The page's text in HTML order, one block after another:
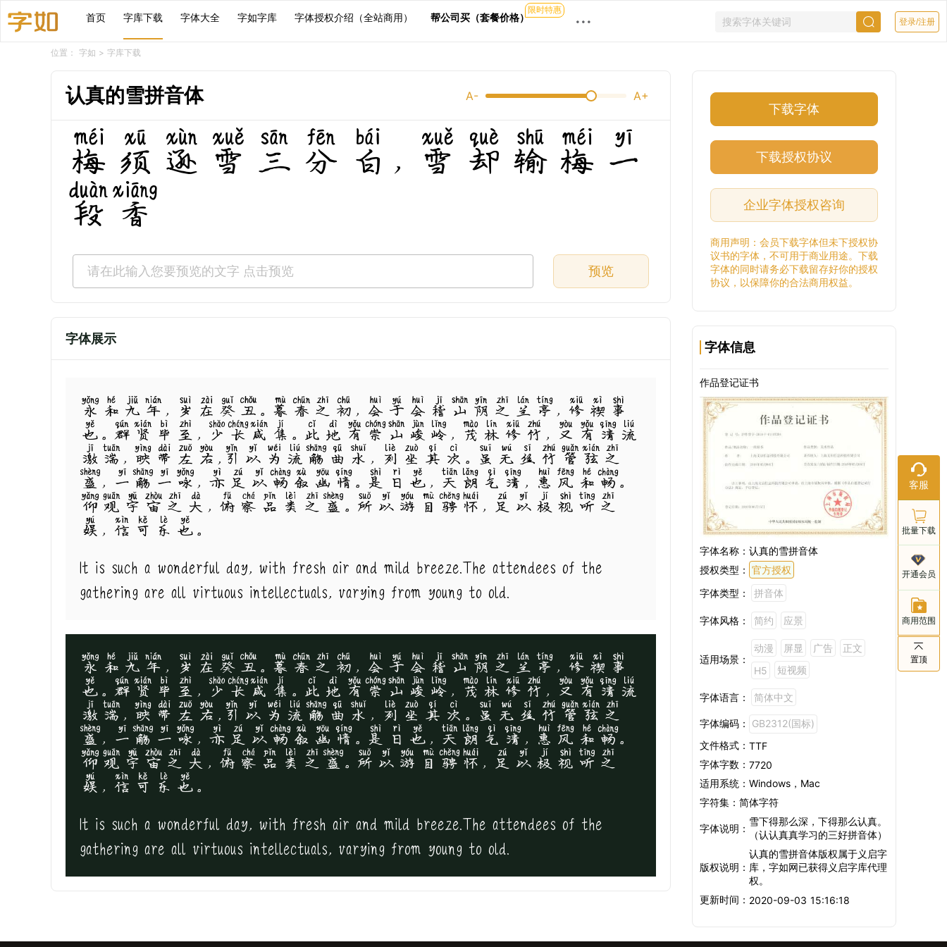
首页 字库下载 字体大全 字如字库 字体授权介绍（全站商用） 帮公司买（套餐价格）限时特惠 ··· 登录/注册
位置： 字如 > 字库下载
认真的雪拼音体 A- A+
梅须逊雪三分白，雪却输梅一
段香
预览
字体展示
永和九年，岁在癸丑。暮春之初，会于会稽山阴之兰亭，修禊事
也。群贤毕至，少长咸集。此地有崇山峻岭，茂林修竹，又有清流
激湍，映带左右,引以为流觞曲水，列坐其次。虽无丝竹管弦之
盛，一觞一咏，亦足以畅叙幽情。是日也，天朗气清，惠风和畅。
仰观宇宙之大，俯察品类之盛。所以游目骋怀，足以极视听之
娱，信可乐也。
It is such a wonderful day, with fresh air and mild breeze.The attendees of the
gathering are all virtuous intellectuals, varying from young to old.
永和九年，岁在癸丑。暮春之初，会于会稽山阴之兰亭，修禊事
也。群贤毕至，少长咸集。此地有崇山峻岭，茂林修竹，又有清流
激湍，映带左右,引以为流觞曲水，列坐其次。虽无丝竹管弦之
盛，一觞一咏，亦足以畅叙幽情。是日也，天朗气清，惠风和畅。
仰观宇宙之大，俯察品类之盛。所以游目骋怀，足以极视听之
娱，信可乐也。
It is such a wonderful day, with fresh air and mild breeze.The attendees of the
gathering are all virtuous intellectuals, varying from young to old.
下载字体
下载授权协议
企业字体授权咨询
商用声明：会员下载字体但未下授权协
议书的字体，不可用于商业用途。下载
字体的同时请务必下载留存好你的授权
协议，以保障你的合法商用权益。
字体信息
作品登记证书
字体名称： 认真的雪拼音体
授权类型： 官方授权
字体类型：
拼音体
字体风格： 简约 应景
适用场景：
动漫 屏显 广告
正文
H5
短视频
字体语言： 简体中文
字体编码：
GB2312(国标)
文件格式： TTF
字体字数： 7720
适用系统： Windows，Mac
字符集： 简体字符
字体说明：
雪下得那么深，下得那么认真。
（认认真真学习的三好拼音体）
版权说明：
认真的雪拼音体版权属于义启字
库，字如网已获得义启字库代理
权。
更新时间： 2020-09-03 15:16:18
客服
在线客服
工作日
客服电话
021-
批量下载
开通会员
商用范围
置顶